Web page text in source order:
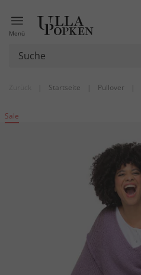
Menü
| Startseite | Pullover |
Sale